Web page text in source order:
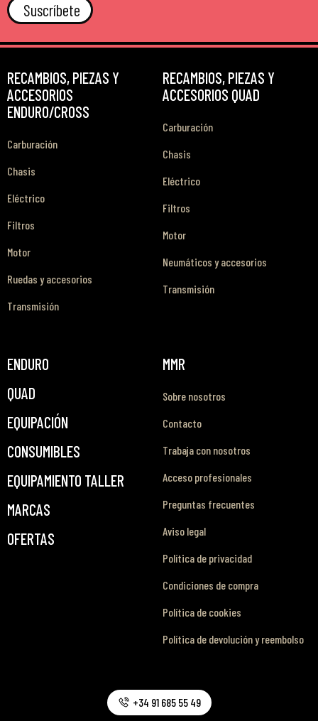
Suscríbete
RECAMBIOS, PIEZAS Y
ACCESORIOS
ENDURO/CROSS
Carburación
Chasis
Eléctrico
Filtros
Motor
Ruedas y accesorios
Transmisión
RECAMBIOS, PIEZAS Y
ACCESORIOS QUAD
Carburación
Chasis
Eléctrico
Filtros
Motor
Neumáticos y accesorios
Transmisión
ENDURO
QUAD
EQUIPACIÓN
CONSUMIBLES
EQUIPAMIENTO TALLER
MARCAS
OFERTAS
MMR
Sobre nosotros
Contacto
Trabaja con nosotros
Acceso profesionales
Preguntas frecuentes
Aviso legal
Política de privacidad
Condiciones de compra
Política de cookies
Política de devolución y reembolso
+34 91 685 55 49